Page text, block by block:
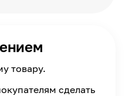
товару.
сделать